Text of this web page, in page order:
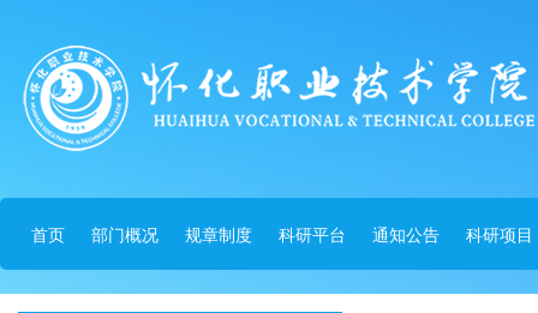
首页 部门概况 规章制度 科研平台 通知公告 科研项目